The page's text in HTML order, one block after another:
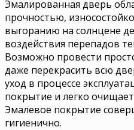
Эмалированная дверь
прочностью,
выгоранию на солнцене
воздействия перепадов
Возможно провести
даже перекрасить всю
уход в процессе
покрытие и легко
Эмалевое покрытие
гигиенично.